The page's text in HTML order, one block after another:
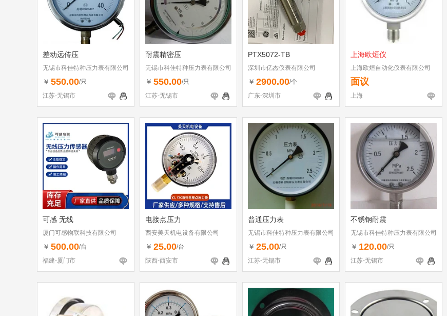
差动远传压
无锡市科佳特种压力表有限公司
￥ 550.00/只
江苏-无锡市
耐震精密压
无锡市科佳特种压力表有限公司
￥ 550.00/只
江苏-无锡市
PTX5072-TB
深圳市亿杰仪表有限公司
￥ 2900.00/个
广东-深圳市
上海欧烜仪
上海欧烜自动化仪表有限公司
面议
上海
可感 无线
厦门可感物联科技有限公司
￥ 500.00/台
福建-厦门市
电接点压力
西安美天机电设备有限公司
￥ 25.00/台
陕西-西安市
普通压力表
无锡市科佳特种压力表有限公司
￥ 25.00/只
江苏-无锡市
不锈钢耐震
无锡市科佳特种压力表有限公司
￥ 120.00/只
江苏-无锡市